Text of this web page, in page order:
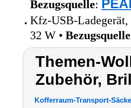
Bezugsquelle:
Kfz-USB-
32 W • Bezugsquelle
Themen-
Zubehör,
Kofferraum-Transport-Säcke